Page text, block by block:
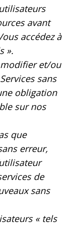
avant
accédez à
».
et/ou
sans
obligation
sur nos
que
erreur,
de
sans
« tels